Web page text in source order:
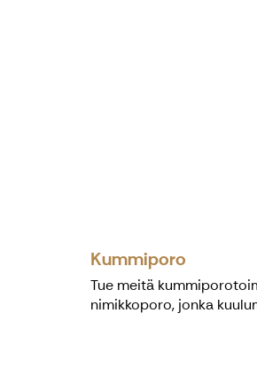
Kummiporo
Tue meitä
nimikkoporo, jonka